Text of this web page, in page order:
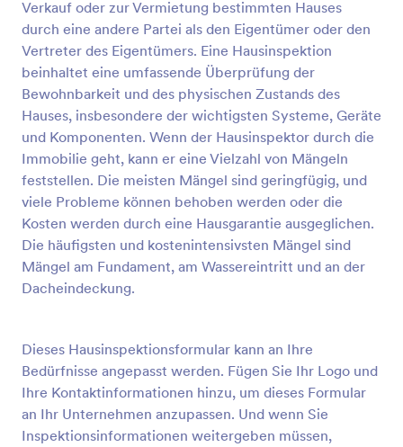
Verkauf oder zur Vermietung bestimmten Hauses
durch eine andere Partei als den Eigentümer oder den
Vertreter des Eigentümers. Eine Hausinspektion
beinhaltet eine umfassende Überprüfung der
Bewohnbarkeit und des physischen Zustands des
Hauses, insbesondere der wichtigsten Systeme, Geräte
und Komponenten. Wenn der Hausinspektor durch die
Immobilie geht, kann er eine Vielzahl von Mängeln
feststellen. Die meisten Mängel sind geringfügig, und
viele Probleme können behoben werden oder die
Kosten werden durch eine Hausgarantie ausgeglichen.
Die häufigsten und kostenintensivsten Mängel sind
Mängel am Fundament, am Wassereintritt und an der
Dacheindeckung.
Dieses Hausinspektionsformular kann an Ihre
Bedürfnisse angepasst werden. Fügen Sie Ihr Logo und
Ihre Kontaktinformationen hinzu, um dieses Formular
an Ihr Unternehmen anzupassen. Und wenn Sie
Inspektionsinformationen weitergeben müssen,
dem Datum der Inspektion, dem Namen des
Prüfers, dem Namen und den Kontaktdaten des
Kunden, dem Gebäudetyp und dem Dachtyp
fragen. Das Formular enthält außerdem eine Reihe
von Checklisten, die den Status und den Zustand
des Daches, der Decke, der Außen- und
Innenwandflächen ermitteln. Das Formular fragt
nach Wasserlecks, Rissen, Flecken, Löchern und
Verformungen im Dach. Diese Formularvorlage
verwendet das Signatur-Tool, um die digitale
Unterschrift des Prüfers zu erfassen. Sie können
diese Formularvorlage weiter anpassen, indem Sie
das Farbthema, das Schriftformat und das Layout
ändern und über den Formulargenerator weitere
Felder hinzufügen.
Vorschau